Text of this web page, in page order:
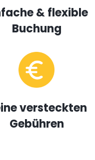
& flexible
Buchung
versteckten
Gebühren